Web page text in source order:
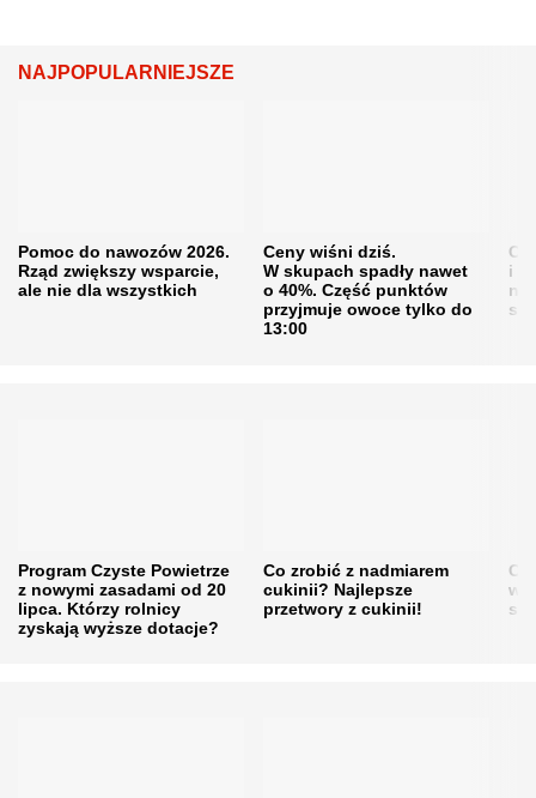
NAJPOPULARNIEJSZE
Pomoc do nawozów 2026.
Rząd zwiększy wsparcie,
ale nie dla wszystkich
Ceny wiśni dziś.
W skupach spadły nawet
o 40%. Część punktów
przyjmuje owoce tylko do
13:00
i
Program Czyste Powietrze
z nowymi zasadami od 20
lipca. Którzy rolnicy
zyskają wyższe dotacje?
Co zrobić z nadmiarem
cukinii? Najlepsze
przetwory z cukinii!
w